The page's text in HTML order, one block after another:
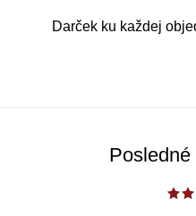
Darček ku každej